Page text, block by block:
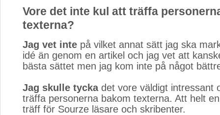
Vore det inte kul att träffa
texterna?
Jag vet inte på vilket annat sätt jag ska
idé än genom en artikel och jag vet att
bästa sättet men jag kom inte på något
Jag skulle tyckadet vore väldigt intressant
träffa personerna bakom texterna. Att helt
träff för Sourze läsare och skribenter.